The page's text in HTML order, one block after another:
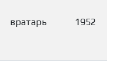
вратарь 1952